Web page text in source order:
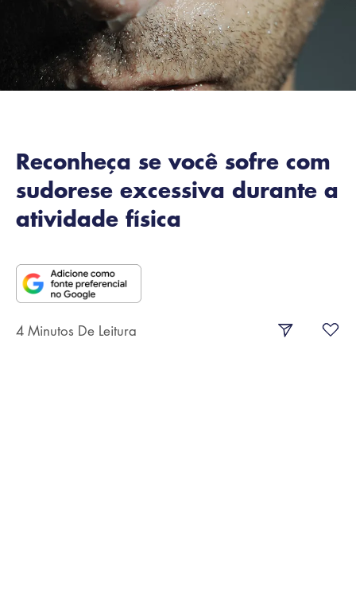
Reconheça se você sofre com
sudorese excessiva durante a
atividade física
4 Minutos De Leitura